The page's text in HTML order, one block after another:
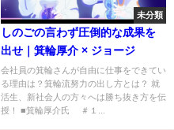
未分類
しのごの言わず圧倒的な成果を
出せ｜箕輪厚介 × ジョージ
会社員の箕輪さんが自由に仕事をできてい
る理由は？箕輪流努力の出し方とは？ 就
活生、新社会人の方々へは勝ち抜き方を伝
授！ ■箕輪厚介氏 ＃１...